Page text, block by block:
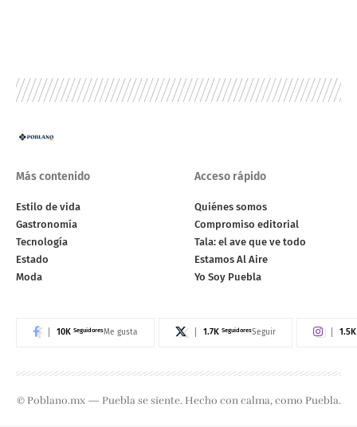
Más contenido
Estilo de vida
Gastronomía
Tecnología
Estado
Moda
Acceso rápido
Quiénes somos
Compromiso editorial
Tala: el ave que ve todo
Estamos Al Aire
Yo Soy Puebla
10K SeguidoresMe gusta 1.7K SeguidoresSeguir 1.5K
© Poblano.mx — Puebla se siente. Hecho con calma, como Puebla.